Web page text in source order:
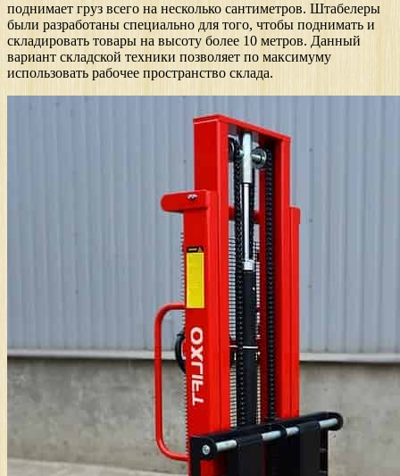
поднимает груз всего на несколько сантиметров. Штабелеры
были разработаны специально для того, чтобы поднимать и
складировать товары на высоту более 10 метров. Данный
вариант складской техники позволяет по максимуму
использовать рабочее пространство склада.